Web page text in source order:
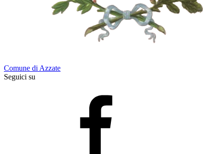
Comune di Azzate
Seguici su